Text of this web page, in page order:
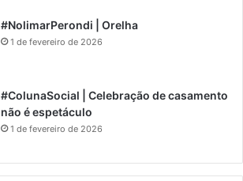
#NolimarPerondi | Orelha
1 de fevereiro de 2026
#ColunaSocial | Celebração de casamento
não é espetáculo
1 de fevereiro de 2026